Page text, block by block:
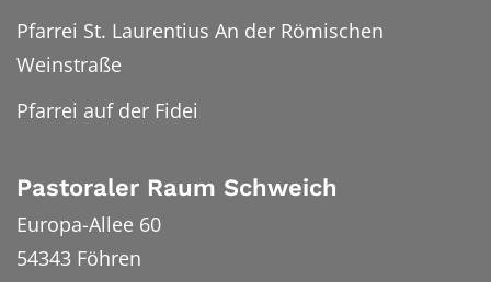
Pfarrei St. Laurentius An der Römischen
Weinstraße
Pfarrei auf der Fidei
Pastoraler Raum Schweich
Europa-Allee 60
54343 Föhren